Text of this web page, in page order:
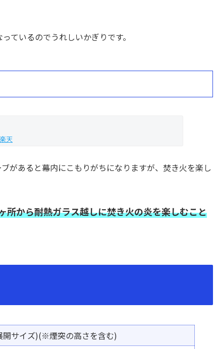
ているのでうれしいかぎりです。
楽天
があると幕内にこもりがちになりますが、焚き火を楽し
所から耐熱ガラス越しに焚き火の炎を楽しむこと
開サイズ)(※煙突の高さを含む)